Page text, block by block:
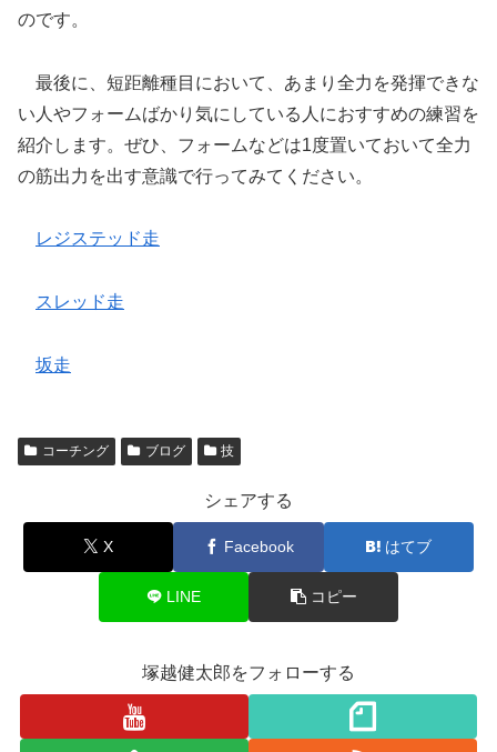
のです。
最後に、短距離種目において、あまり全力を発揮できな
い人やフォームばかり気にしている人におすすめの練習を
紹介します。ぜひ、フォームなどは1度置いておいて全力
の筋出力を出す意識で行ってみてください。
レジステッド走
スレッド走
坂走
コーチング ブログ 技
シェアする
X Facebook はてブ
LINE コピー
塚越健太郎をフォローする